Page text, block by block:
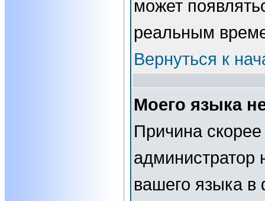
может
реальным
Вернуться к
Моего языка
Причина скорее
администратор
вашего языка